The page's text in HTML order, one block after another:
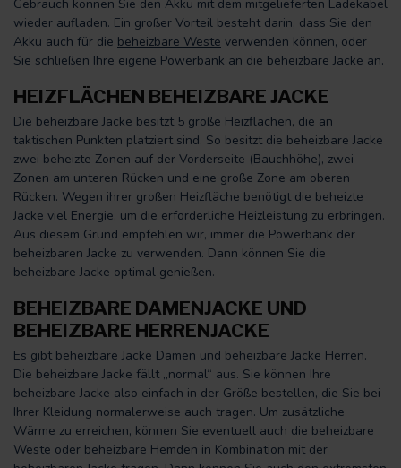
Gebrauch können Sie den Akku mit dem mitgelieferten Ladekabel
wieder aufladen. Ein großer Vorteil besteht darin, dass Sie den
Akku auch für die beheizbare Weste verwenden können, oder
Sie schließen Ihre eigene Powerbank an die beheizbare Jacke an.
HEIZFLÄCHEN BEHEIZBARE JACKE
Die beheizbare Jacke besitzt 5 große Heizflächen, die an
taktischen Punkten platziert sind. So besitzt die beheizbare Jacke
zwei beheizte Zonen auf der Vorderseite (Bauchhöhe), zwei
Zonen am unteren Rücken und eine große Zone am oberen
Rücken. Wegen ihrer großen Heizfläche benötigt die beheizte
Jacke viel Energie, um die erforderliche Heizleistung zu erbringen.
Aus diesem Grund empfehlen wir, immer die Powerbank der
beheizbaren Jacke zu verwenden. Dann können Sie die
beheizbare Jacke optimal genießen.
BEHEIZBARE DAMENJACKE UND
BEHEIZBARE HERRENJACKE
Es gibt beheizbare Jacke Damen und beheizbare Jacke Herren.
Die beheizbare Jacke fällt „normal“ aus. Sie können Ihre
beheizbare Jacke also einfach in der Größe bestellen, die Sie bei
Ihrer Kleidung normalerweise auch tragen. Um zusätzliche
Wärme zu erreichen, können Sie eventuell auch die beheizbare
Weste oder beheizbare Hemden in Kombination mit der